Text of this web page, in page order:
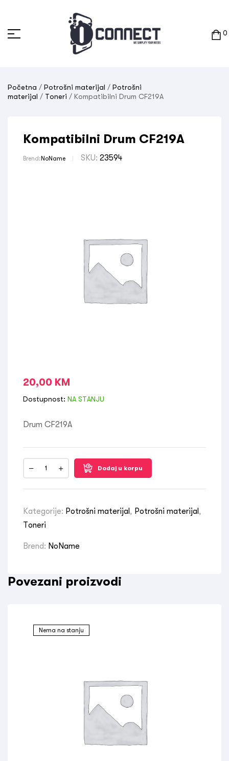
0
Početna / Potrošni materijal / Potrošni
materijal / Toneri / Kompatibilni Drum CF219A
Kompatibilni Drum CF219A
Brend: NoName SKU: 23594
20,00 KM
Dostupnost: NA STANJU
Drum CF219A
Dodaj u korpu
Kategorije: Potrošni materijal , Potrošni materijal ,
Toneri
Brend: NoName
Povezani proizvodi
Nema na stanju